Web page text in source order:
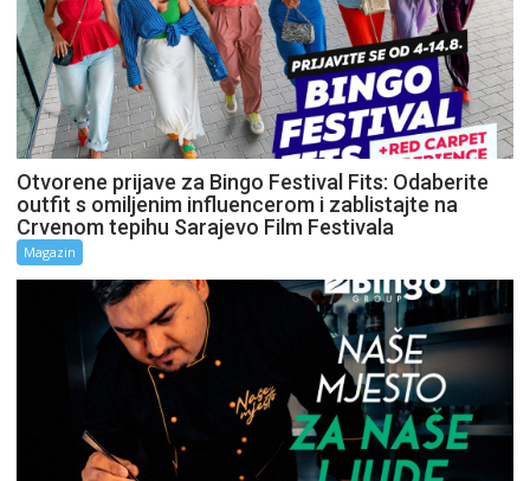
Otvorene prijave za Bingo Festival Fits: Odaberite
outfit s omiljenim influencerom i zablistajte na
Crvenom tepihu Sarajevo Film Festivala
Magazin